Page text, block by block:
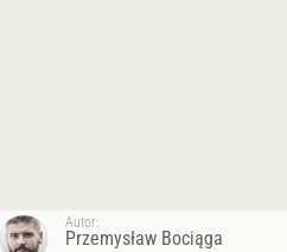
Autor:
Przemysław Bociąga